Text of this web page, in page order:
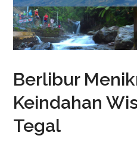
Berlibur
Keindahan
Tegal